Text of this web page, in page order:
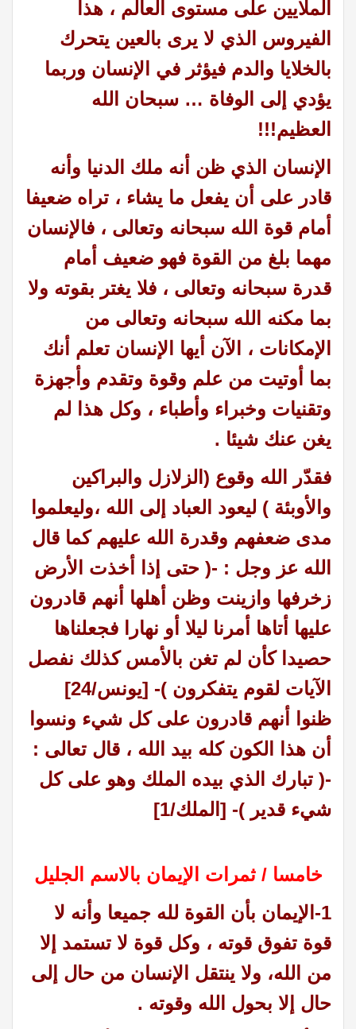
الملايين على مستوى العالم ، هذا
الفيروس الذي لا يرى بالعين يتحرك
بالخلايا والدم فيؤثر في الإنسان وربما
يؤدي إلى الوفاة … سبحان الله
العظيم!!!
الإنسان الذي ظن أنه ملك الدنيا وأنه
قادر على أن يفعل ما يشاء ، تراه ضعيفا
أمام قوة الله سبحانه وتعالى ، فالإنسان
مهما بلغ من القوة فهو ضعيف أمام
قدرة سبحانه وتعالى ، فلا يغتر بقوته ولا
بما مكنه الله سبحانه وتعالى من
الإمكانات ،
الآن أيها الإنسان تعلم أنك
بما أوتيت من علم وقوة وتقدم وأجهزة
وتقنيات وخبراء وأطباء ، وكل هذا لم
يغن عنك شيئا .
فقدّر الله وقوع (الزلازل والبراكين
والأوبئة ) ليعود العباد إلى الله ،وليعلموا
مدى ضعفهم وقدرة الله عليهم كما قال
الله عز وجل : -( حتى إذا أخذت الأرض
زخرفها وازينت وظن أهلها أنهم قادرون
عليها أتاها أمرنا ليلا أو نهارا فجعلناها
حصيدا كأن لم تغن بالأمس كذلك نفصل
الآيات لقوم يتفكرون )- [يونس/24]
ظنوا أنهم قادرون على كل شيء ونسوا
أن هذا الكون كله بيد الله ، قال تعالى :
-( تبارك الذي بيده الملك وهو على كل
شيء قدير )- [الملك/1]
خامسا / ثمرات الإيمان بالاسم الجليل
1-الإيمان بأن القوة لله جميعا وأنه لا
قوة تفوق قوته ، وكل قوة لا تستمد إلا
من الله، ولا ينتقل الإنسان من حال إلى
حال إلا بحول الله وقوته .